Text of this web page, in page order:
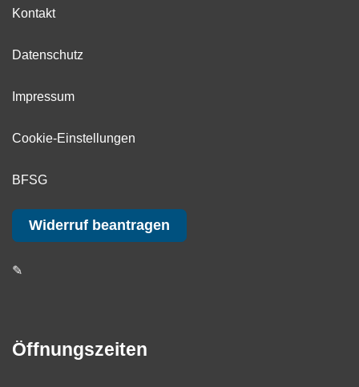
Kontakt
Datenschutz
Impressum
Cookie-Einstellungen
BFSG
Widerruf beantragen
✎
Öffnungszeiten